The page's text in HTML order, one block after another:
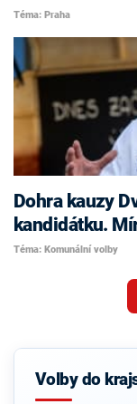
Téma: Praha
Dohra kauzy
kandidátku.
Téma: Komunální volby
Volby do